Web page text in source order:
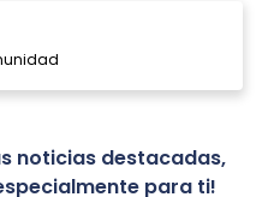
noticias destacadas,
para ti!